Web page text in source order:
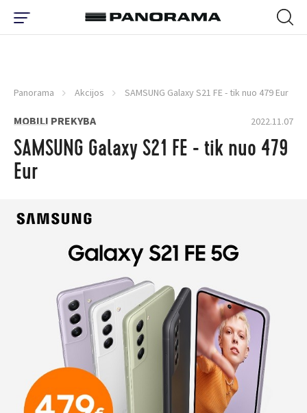
Panorama Akcijos SAMSUNG Galaxy S21 FE - tik nuo 479 Eur
MOBILI PREKYBA 2022.11.07
SAMSUNG Galaxy S21 FE - tik nuo 479
Eur